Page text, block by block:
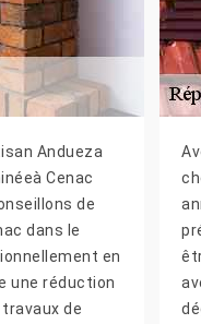
Andueza
Cenac
de
dans le
en
une réduction
de